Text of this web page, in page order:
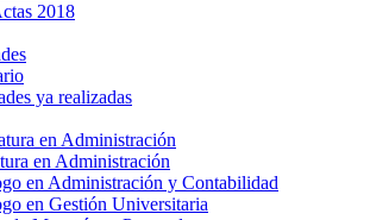
2018
ya realizadas
en Administración
en Administración
en Administración y Contabilidad
en Gestión Universitaria